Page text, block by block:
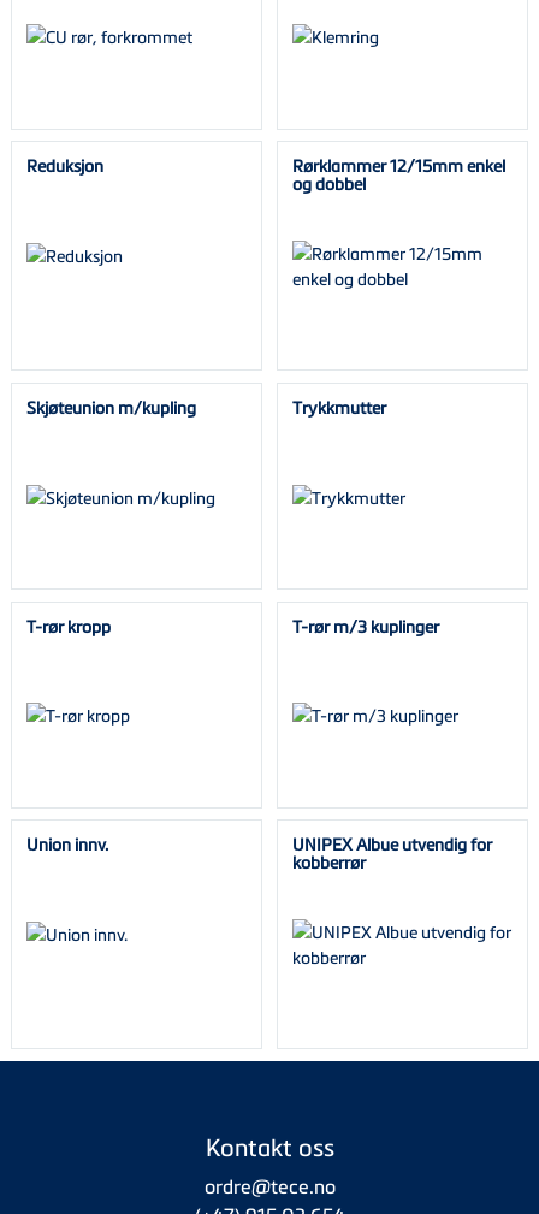
Reduksjon Rørklammer 12/15mm enkel
og dobbel
Skjøteunion m/kupling Trykkmutter
T-rør kropp T-rør m/3 kuplinger
Union innv. UNIPEX Albue utvendig for
kobberrør
Kontakt oss
ordre@tece.no